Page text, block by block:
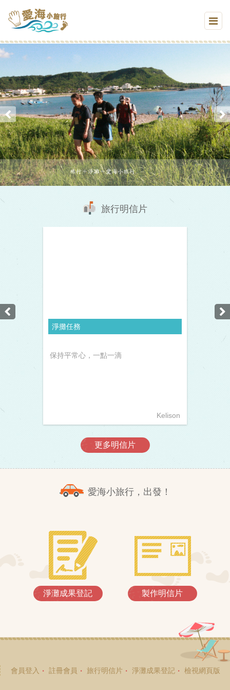
旅行明信片
淨攤任務
保持平常心，一點一滴
Kelison
更多明信片
愛海小旅行，出發！
淨灘成果登記 製作明信片
會員登入 註冊會員 旅行明信片 淨灘成果登記 檢視網頁版